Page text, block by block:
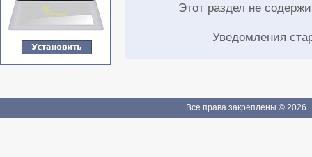
Этот раздел не
Уведомления
Все права закреплены © 2026